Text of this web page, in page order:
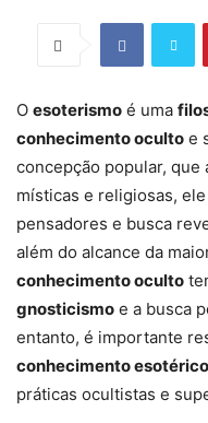
O esoterismo é uma
conhecimento oculto e
concepção popular, que
místicas e religiosas,
pensadores e busca
além do alcance da
conhecimento oculto
gnosticismo e a busca
entanto, é importante
conhecimento esotérico
práticas ocultistas e